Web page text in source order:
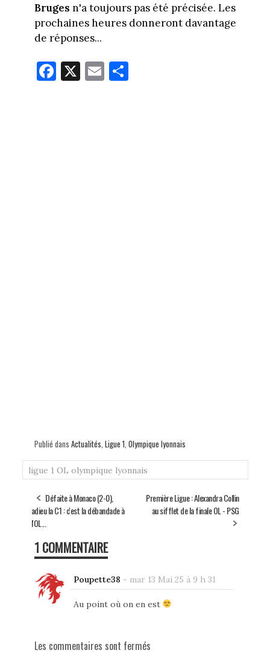
Bruges n'a toujours pas été précisée. Les
prochaines heures donneront davantage
de réponses...
Fa
ce
X E
m
Pa
Publié dans Actualités, Ligue 1, Olympique lyonnais
ligue 1 OL olympique lyonnais
Défaite à Monaco (2-0),
adieu la C1 : c'est la débandade à
l'OL...
Première Ligue : Alexandra Collin
au sifflet de la finale OL - PSG
1 COMMENTAIRE
Poupette38 - mar 13 Mai 25 à 9 h 31
Au point où on en est
Les commentaires sont fermés